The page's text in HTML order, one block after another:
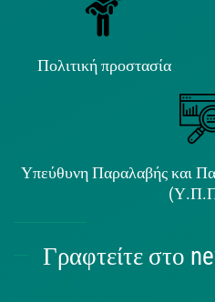
Πολιτική προστασία
Υπεύθυνη Παραλαβής και
Γραφτείτε στο